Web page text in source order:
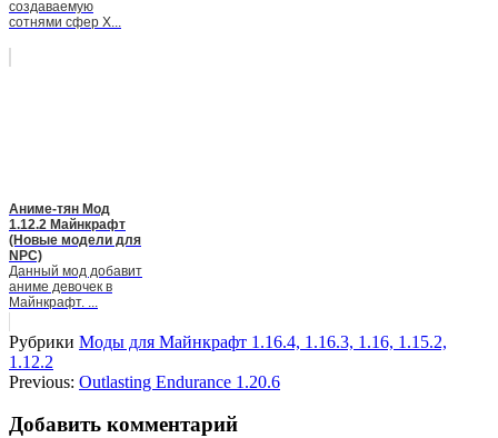
создаваемую
сотнями сфер X...
Аниме-тян Мод
1.12.2 Майнкрафт
(Новые модели для
NPC)
Данный мод добавит
аниме девочек в
Майнкрафт. ...
Рубрики Моды для Майнкрафт 1.16.4, 1.16.3, 1.16, 1.15.2,
1.12.2
Previous: Outlasting Endurance 1.20.6
Добавить комментарий